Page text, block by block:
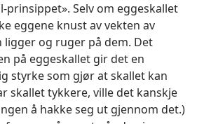
prinsippet». Selv om eggeskallet
eggene knust av vekten av
og ruger på dem. Det
på eggeskallet gir det en
styrke som gjør at skallet kan
skallet tykkere, ville det kanskje
å hakke seg ut gjennom det.)